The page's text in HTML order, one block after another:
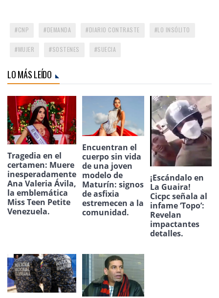
CNP DEMANDA DIARIO CONTRASTE LO INSÓLITO
MUJER SOSTENES SUECIA
LO MÁS LEÍDO
Tragedia en el
certamen: Muere
inesperadamente
Ana Valeria Ávila,
la emblemática
Miss Teen Petite
Venezuela.
Encuentran el
cuerpo sin vida
de una joven
modelo de
Maturín: signos
de asfixia
estremecen a la
comunidad.
¡Escándalo en
La Guaira!
Cicpc señala al
infame ‘Topo’:
Revelan
impactantes
detalles.